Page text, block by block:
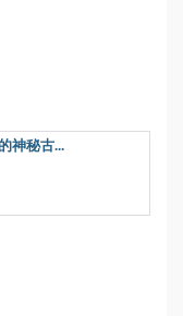
神秘古...